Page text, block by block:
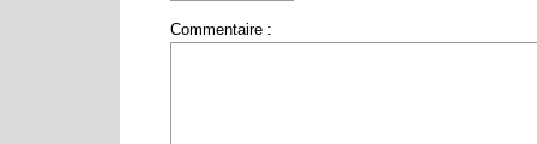
Commentaire :